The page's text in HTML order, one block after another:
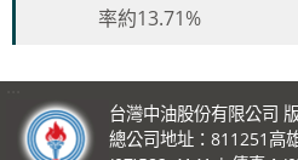
率約13.71%
台灣中油股份有限公司
總公司地址：811251高